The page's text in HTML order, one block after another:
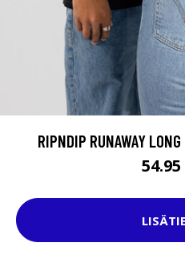
RIPNDIP RUNAWAY
54.95